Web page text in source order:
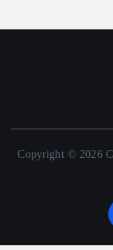
Copyright © 2026